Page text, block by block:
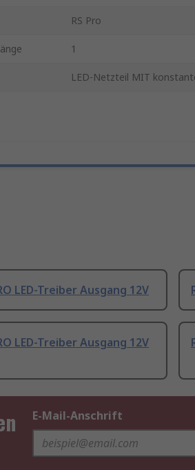
RS Pro
1
LED-Netzteil MIT
LED-Treiber Ausgang 12V
LED-Treiber Ausgang 12V
E-Mail-Anschrift